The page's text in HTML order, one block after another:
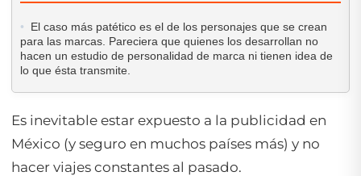
El caso más patético es el de los personajes que se crean
para las marcas. Pareciera que quienes los desarrollan no
hacen un estudio de personalidad de marca ni tienen idea de
lo que ésta transmite.
Es inevitable estar expuesto a la publicidad en
México (y seguro en muchos países más) y no
hacer viajes constantes al pasado.